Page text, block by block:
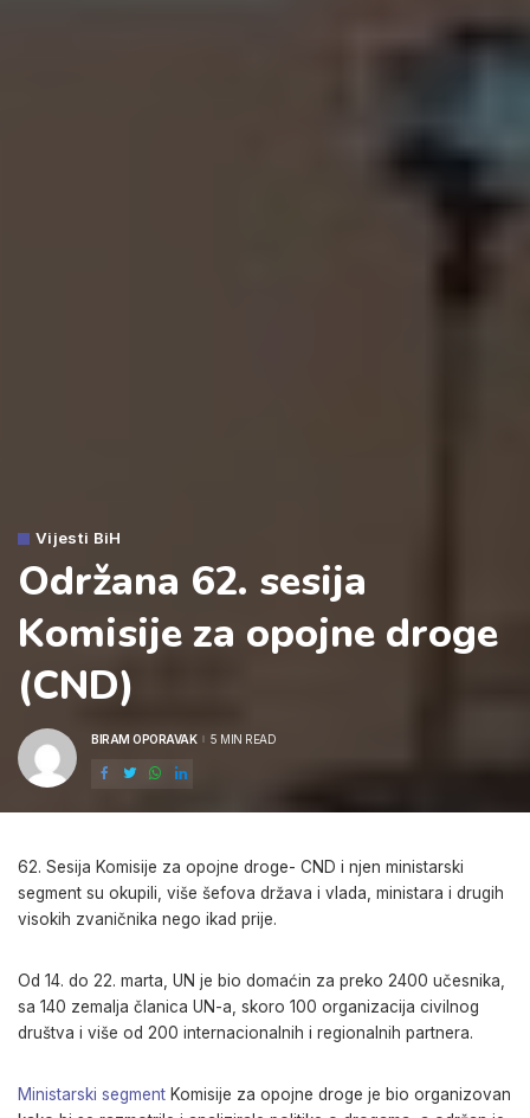
Vijesti BiH
Održana 62. sesija
Komisije za opojne droge
(CND)
POSTED
BIRAM OPORAVAK 5 MIN READ
62. Sesija Komisije za opojne droge- CND i njen ministarski
segment su okupili, više šefova država i vlada, ministara i drugih
visokih zvaničnika nego ikad prije.
Od 14. do 22. marta, UN je bio domaćin za preko 2400 učesnika,
sa 140 zemalja članica UN-a, skoro 100 organizacija civilnog
društva i više od 200 internacionalnih i regionalnih partnera.
Ministarski segment Komisije za opojne droge je bio organizovan